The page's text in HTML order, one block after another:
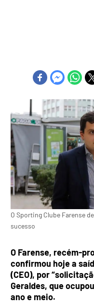
O Sporting Clube Farense
sucesso
O Farense, recém-
confirmou hoje a
(CEO), por
Geraldes, que
ano e meio.